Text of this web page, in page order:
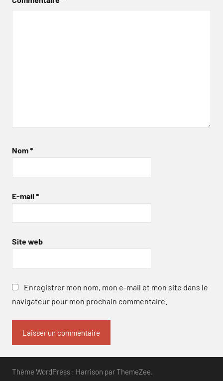
Nom*
E-mail *
Site web
Enregistrer mon nom, mon e-mail et mon site dans le
navigateur pour mon prochain commentaire.
Thème WordPress : Harrison par ThemeZee.